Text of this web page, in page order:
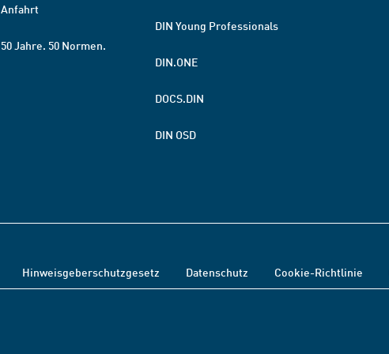
Anfahrt
50 Jahre. 50 Normen.
DIN Young Professionals
DIN.ONE
DOCS.DIN
DIN OSD
Hinweisgeberschutzgesetz Datenschutz Cookie-Richtlinie